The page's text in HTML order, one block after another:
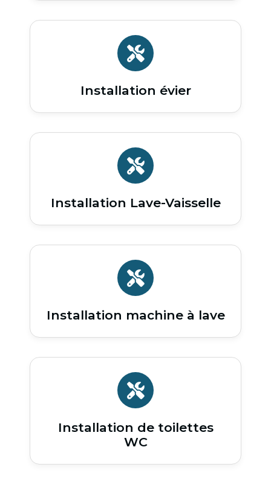
Installation évier
Installation Lave-Vaisselle
Installation machine à lave
Installation de toilettes
WC